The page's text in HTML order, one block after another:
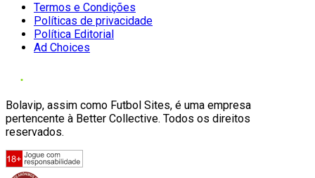
Termos e Condições
Políticas de privacidade
Política Editorial
Ad Choices
Bolavip, assim como Futbol Sites, é uma empresa
pertencente à Better Collective. Todos os direitos
reservados.